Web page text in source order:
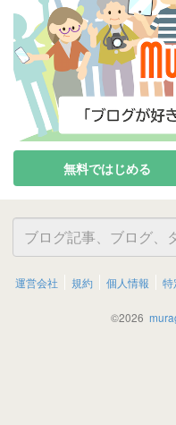
無料ではじめる
運営会社 規約 個人情報 特
©2026